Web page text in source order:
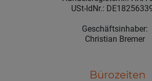
USt-IdNr.:
Geschäftsinhaber:
Christian Bremer
Bürozeiten